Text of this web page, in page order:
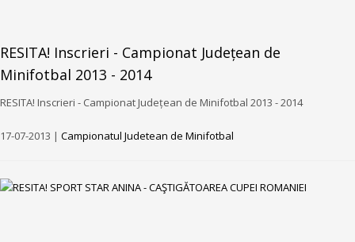
RESITA! Inscrieri - Campionat Județean de
Minifotbal 2013 - 2014
RESITA! Inscrieri - Campionat Județean de Minifotbal 2013 - 2014
17-07-2013 | Campionatul Judetean de Minifotbal